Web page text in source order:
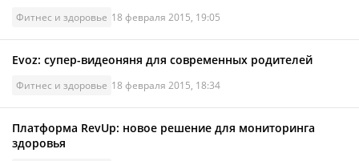
Фитнес и здоровье 18 февраля 2015, 19:05
Evoz: супер-видеоняня для современных родителей
Фитнес и здоровье 18 февраля 2015, 18:34
Платформа RevUp: новое решение для мониторинга
здоровья